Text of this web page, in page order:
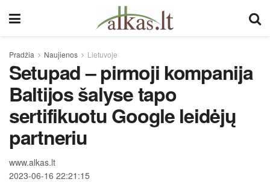
Pradžia Naujienos Lietuvoje
Setupad – pirmoji kompanija
Baltijos šalyse tapo
sertifikuotu Google leidėjų
partneriu
www.alkas.lt
2023-06-16 22:21:15